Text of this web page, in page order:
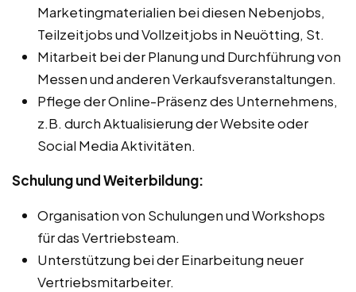
Marketingmaterialien bei diesen Nebenjobs,
Teilzeitjobs und Vollzeitjobs in Neuötting, St.
Mitarbeit bei der Planung und Durchführung von
Messen und anderen Verkaufsveranstaltungen.
Pflege der Online-Präsenz des Unternehmens,
z.B. durch Aktualisierung der Website oder
Social Media Aktivitäten.
Schulung und Weiterbildung:
Organisation von Schulungen und Workshops
für das Vertriebsteam.
Unterstützung bei der Einarbeitung neuer
Vertriebsmitarbeiter.